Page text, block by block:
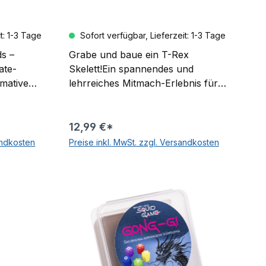
1-3 Tage
–
dir
direkt
wie
Die
sorgen
Sofort verfügbar, Lieferzeit: 1-3 Tage
Grabe und baue ein T-Rex
Skelett!Ein spannendes und
lehrreiches Mitmach-Erlebnis für
Kinder (ab 6 Jahren) selbst aktiv
werden – und ein echtes T-Rex-
und Spaß miteinander verbindet.
12,99 €*
Preise inkl. MwSt. zzgl. Versandkosten